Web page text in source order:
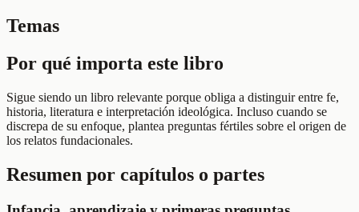
Temas
Por qué importa este libro
Sigue siendo un libro relevante porque obliga a distinguir entre fe,
historia, literatura e interpretación ideológica. Incluso cuando se
discrepa de su enfoque, plantea preguntas fértiles sobre el origen de
los relatos fundacionales.
Resumen por capítulos o partes